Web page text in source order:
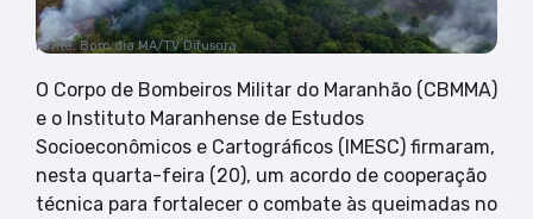
Fonte: Bom dia MA/TV Difusora
O Corpo de Bombeiros Militar do Maranhão (CBMMA)
e o Instituto Maranhense de Estudos
Socioeconômicos e Cartográficos (IMESC) firmaram,
nesta quarta-feira (20), um acordo de cooperação
técnica para fortalecer o combate às queimadas no